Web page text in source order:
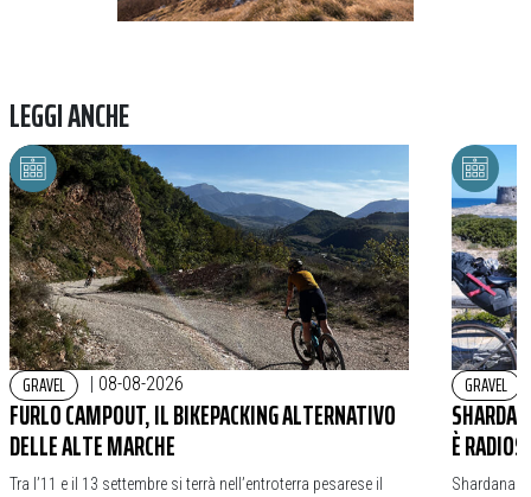
LEGGI ANCHE
GRAVEL | 08-08-2026
FURLO CAMPOUT, IL BIKEPACKING ALTERNATIVO
DELLE ALTE MARCHE
Tra l’11 e il 13 settembre si terrà nell’entroterra pesarese il
GRAVEL
È
Shardana